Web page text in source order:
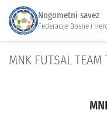
Nogometni savez
Federacije Bosne i
MNK FUTSAL